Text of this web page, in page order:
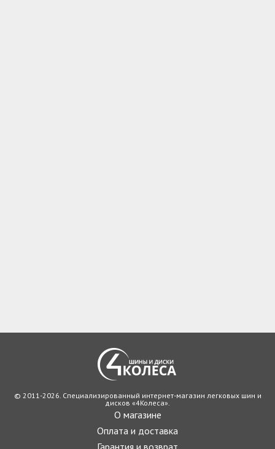
© 2011-2026. Специализированный интернет-магазин легковых шин и
дисков «4Колеса».
О магазине
Оплата и доставка
Гарантия и возврат